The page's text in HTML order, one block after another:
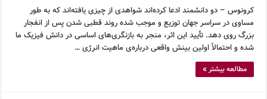
کرونوس – دو دانشمند ادعا کرده‌اند شواهدی از چیزی یافته‌اند که به طور
مساوی در سراسر جهان توزیع و موجب شده روند قطبی شدن پس از انفجار
بزرگ روی دهد. تأیید این اثر، منجر به بازنگری‌های اساسی در دانش فیزیک ما
شده و احتمالاً اولین بینش واقعی درباره‌ی ماهیت انرژی …
مطالعه بیشتر »